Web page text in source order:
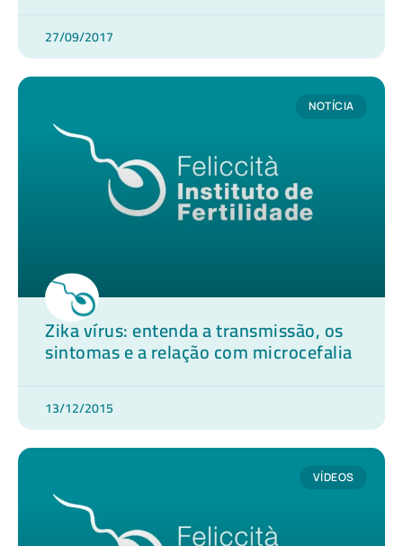
27/09/2017
NOTÍCIA
Zika vírus: entenda a transmissão, os
sintomas e a relação com microcefalia
13/12/2015
VÍDEOS